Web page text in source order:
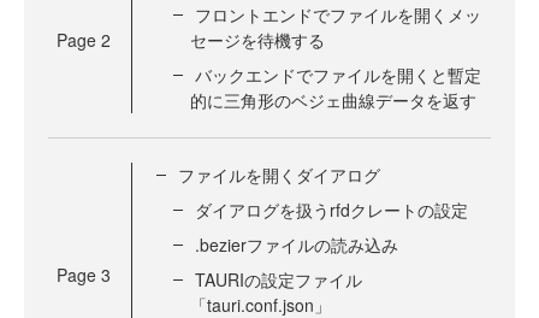
Page 2
フロントエンドでファイルを開くメッ
セージを待機する
バックエンドでファイルを開くと暫定
的に三角形のベジェ曲線データを返す
Page 3
ファイルを開くダイアログ
ダイアログを扱うrfdクレートの設定
.bezierファイルの読み込み
TAURIの設定ファイル
「tauri.conf.json」